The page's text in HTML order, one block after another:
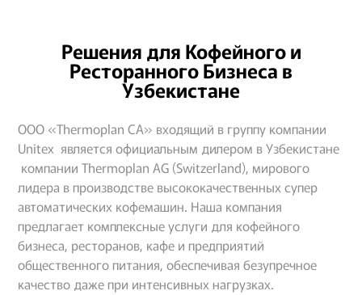
Решения для Кофейного и
Ресторанного Бизнеса в
Узбекистане
OOO «Thermoplan CA» входящий в группу компании
Unitex является официальным дилером в Узбекистане
компании Thermoplan АG (Switzerland), мирового
лидера в производстве высококачественных супер
автоматических кофемашин. Наша компания
предлагает комплексные услуги для кофейного
бизнеса, ресторанов, кафе и предприятий
общественного питания, обеспечивая безупречное
качество даже при интенсивных нагрузках.